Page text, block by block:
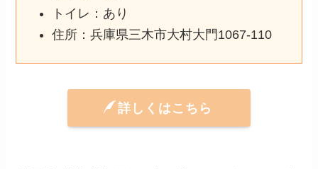
トイレ：あり
住所：兵庫県三木市大村大門1067-110
詳しくはこちら